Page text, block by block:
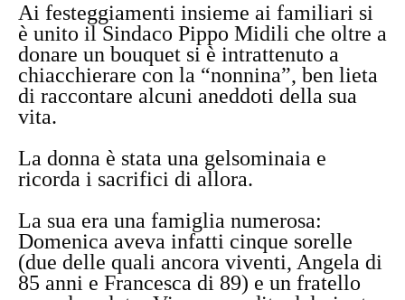
Ai festeggiamenti insieme ai familiari si
è unito il Sindaco Pippo Midili che oltre a
donare un bouquet si è intrattenuto a
chiacchierare con la “nonnina”, ben lieta
di raccontare alcuni aneddoti della sua
vita.
La donna è stata una gelsominaia e
ricorda i sacrifici di allora.
La sua era una famiglia numerosa:
Domenica aveva infatti cinque sorelle
(due delle quali ancora viventi, Angela di
85 anni e Francesca di 89) e un fratello